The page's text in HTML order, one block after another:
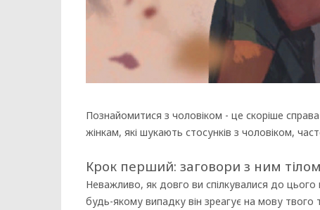
Познайомитися з чоловіком - це скоріше
жінкам, які шукають стосунків з чоловіком,
Крок перший: заговори з ним тілом
Неважливо, як довго ви спілкувалися до
будь-якому випадку він зреагує на мову